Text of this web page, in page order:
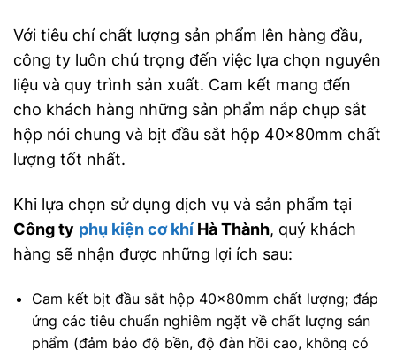
Với tiêu chí chất lượng sản phẩm lên hàng đầu,
công ty luôn chú trọng đến việc lựa chọn nguyên
liệu và quy trình sản xuất. Cam kết mang đến
cho khách hàng những sản phẩm nắp chụp sắt
hộp nói chung và bịt đầu sắt hộp 40x80mm chất
lượng tốt nhất.
Khi lựa chọn sử dụng dịch vụ và sản phẩm tại
Công ty phụ kiện cơ khí Hà Thành, quý khách
hàng sẽ nhận được những lợi ích sau:
Cam kết bịt đầu sắt hộp 40x80mm chất lượng; đáp
ứng các tiêu chuẩn nghiêm ngặt về chất lượng sản
phẩm (đảm bảo độ bền, độ đàn hồi cao, không có